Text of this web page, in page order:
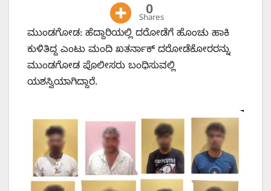
0
Shares
ಮುಂಡಗೋಡ: ಹೆದ್ದಾರಿಯಲ್ಲಿ ದರೋಡೆಗೆ ಹೊಂಚು ಹಾಕಿ
ಕುಳಿತಿದ್ದ ಎಂಟು ಮಂದಿ ಖತರ್ನಾಕ್ ದರೋಡೆಕೋರರನ್ನು
ಮುಂಡಗೋಡ ಪೊಲೀಸರು ಬಂಧಿಸುವಲ್ಲಿ
ಯಶಸ್ವಿಯಾಗಿದ್ದಾರೆ.